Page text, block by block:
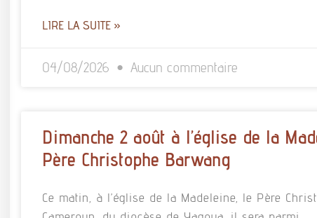
LIRE LA SUITE »
04/08/2026 Aucun commentaire
Dimanche 2 août à l’église de la
Père Christophe Barwang
Ce matin, à l’église de la Madeleine, le Père